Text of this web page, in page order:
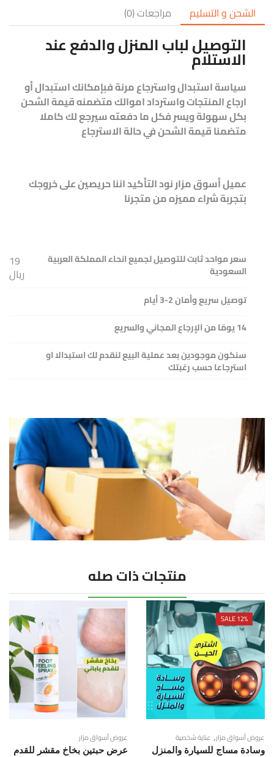
الشحن و التسليم مراجعات (0)
التوصيل لباب المنزل والدفع عند
الاستلام
سياسة استبدال واسترجاع مرنة فبإمكانك استبدال أو
ارجاع المنتجات واسترداد اموالك متضمنه قيمة الشحن
بكل سهولة ويسر فكل ما دفعته سيرجع لك كاملا
متضمنا قيمة الشحن في حالة الاسترجاع
عميل أسوق مزار نود التأكيد اننا حريصين على خروجك
بتجربة شراء مميزه من متجرنا
سعر مواحد ثابت للتوصيل لجميع انحاء المملكة العربية
السعودية
19
ريال
توصيل سريع وأمان 2-3 أيام
14 يومًا من الإرجاع المجاني والسريع
سنكون موجودين بعد عملية البيع لنقدم لك استبدالا او
استرجاعا حسب رغبتك
منتجات ذات صله
SALE 12%
عروض أسواق مزار, عناية شخصية
وسادة مساج للسيارة والمنزل
عروض أسواق مزار
عرض حبتين بخاخ مقشر للقدم